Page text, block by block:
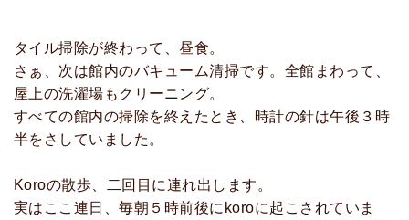
タイル掃除が終わって、昼食。
さぁ、次は館内のバキューム清掃です。全館まわって、
屋上の洗濯場もクリーニング。
すべての館内の掃除を終えたとき、時計の針は午後３時
半をさしていました。
Koroの散歩、二回目に連れ出します。
実はここ連日、毎朝５時前後にkoroに起こされていま